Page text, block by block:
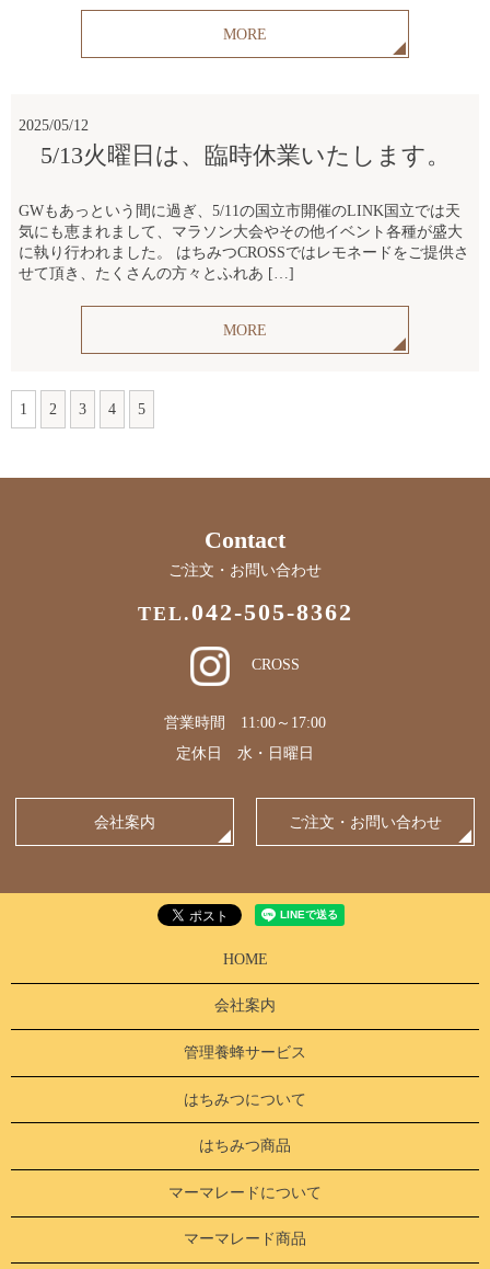
MORE
2025/05/12
5/13火曜日は、臨時休業いたします。
GWもあっという間に過ぎ、5/11の国立市開催のLINK国立では天
気にも恵まれまして、マラソン大会やその他イベント各種が盛大
に執り行われました。 はちみつCROSSではレモネードをご提供さ
せて頂き、たくさんの方々とふれあ […]
MORE
1 2 3 4 5
Contact
ご注文・お問い合わせ
TEL.042-505-8362
CROSS
営業時間 11:00～17:00
定休日 水・日曜日
会社案内 ご注文・お問い合わせ
HOME
会社案内
管理養蜂サービス
はちみつについて
はちみつ商品
マーマレードについて
マーマレード商品